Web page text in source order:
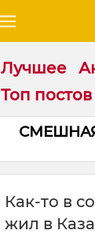
Лучшее
Топ постов
СМЕШНАЯ
Как-то в
жил в